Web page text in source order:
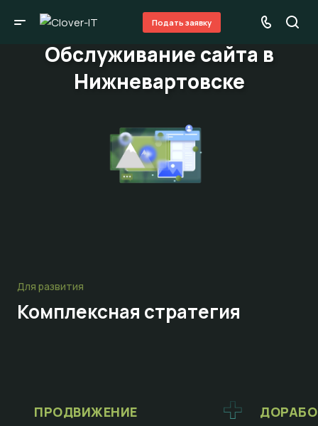
Подать заявку
Обслуживание сайта в
Нижневартовске
Для развития
Комплексная стратегия
ПРОДВИЖЕНИЕ